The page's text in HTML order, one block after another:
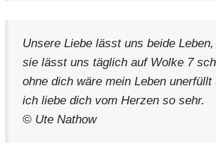
Unsere Liebe lässt uns beide Leben,
sie lässt uns täglich auf Wolke 7
ohne dich wäre mein Leben unerfüllt
ich liebe dich vom Herzen so sehr.
© Ute Nathow